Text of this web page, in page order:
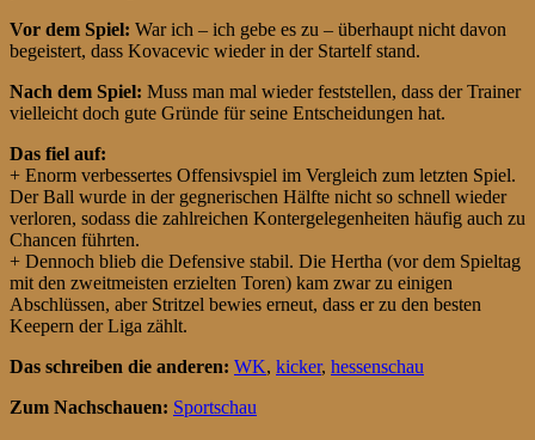
Vor dem Spiel: War ich – ich gebe es zu – überhaupt nicht davon
begeistert, dass Kovacevic wieder in der Startelf stand.
Nach dem Spiel: Muss man mal wieder feststellen, dass der Trainer
vielleicht doch gute Gründe für seine Entscheidungen hat.
Das fiel auf:
+ Enorm verbessertes Offensivspiel im Vergleich zum letzten Spiel.
Der Ball wurde in der gegnerischen Hälfte nicht so schnell wieder
verloren, sodass die zahlreichen Kontergelegenheiten häufig auch zu
Chancen führten.
+ Dennoch blieb die Defensive stabil. Die Hertha (vor dem Spieltag
mit den zweitmeisten erzielten Toren) kam zwar zu einigen
Abschlüssen, aber Stritzel bewies erneut, dass er zu den besten
Keepern der Liga zählt.
Das schreiben die anderen: WK, kicker, hessenschau
Zum Nachschauen: Sportschau